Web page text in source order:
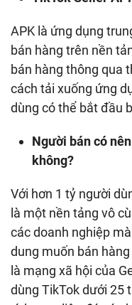
APK là ứng dụng
bán hàng trên nền
bán hàng thông qua
cách tải xuống ứng
dùng có thể bắt đầu
Người bán có
không?
Với hơn 1 tỷ người
là một nền tảng vô
các doanh nghiệp
dung muốn bán
là mạng xã hội của
dùng TikTok dưới 25